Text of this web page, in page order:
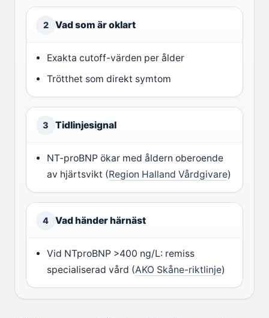
2 Vad som är oklart
Exakta cutoff-värden per ålder
Trötthet som direkt symtom
3 Tidlinjesignal
NT-proBNP ökar med åldern oberoende
av hjärtsvikt (Region Halland Vårdgivare)
4 Vad händer härnäst
Vid NTproBNP >400 ng/L: remiss
specialiserad vård (AKO Skåne-riktlinje)